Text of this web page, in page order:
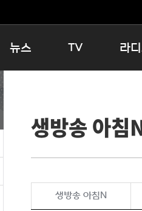
뉴스
보은
TV
인생내컷
테마기행 길
시청자 FLEX
특집프로그램
라
16:00
우리 고
생방송 아침
생방송 아침N